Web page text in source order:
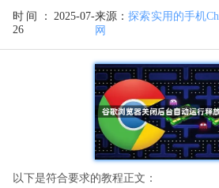
时间： 2025-07-
26
来源：探索实用的手机
网
以下是符合要求的教程正文：